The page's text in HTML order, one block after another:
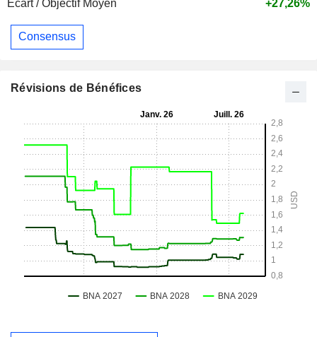
Ecart / Objectif Moyen
+27,26%
Consensus
Révisions de Bénéfices